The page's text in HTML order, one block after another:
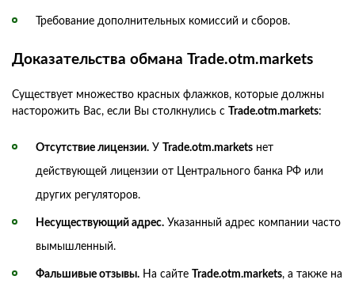
Требование дополнительных комиссий и сборов.
Доказательства обмана Trade.otm.markets
Существует множество красных флажков, которые должны
насторожить Вас, если Вы столкнулись с Trade.otm.markets:
Отсутствие лицензии. У Trade.otm.markets нет
действующей лицензии от Центрального банка РФ или
других регуляторов.
Несуществующий адрес. Указанный адрес компании часто
вымышленный.
Фальшивые отзывы. На сайте Trade.otm.markets, а также на